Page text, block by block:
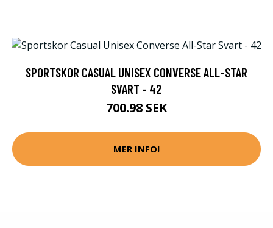
SPORTSKOR CASUAL UNISEX CONVERSE ALL-STAR
SVART - 42
700.98 SEK
MER INFO!